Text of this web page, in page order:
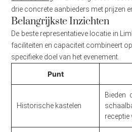
drie concrete aanbieders met prijzen
Belangrijkste Inzichten
De beste representatieve locatie in
faciliteiten en capaciteit combineert
specifieke doel van het evenement.
Punt
Historische kastelen
Bieden
receptie